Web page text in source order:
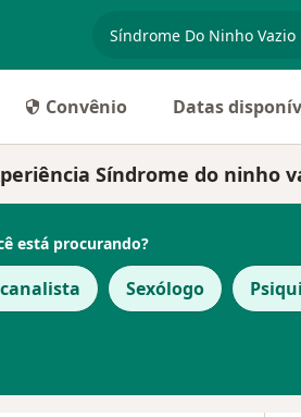
especialidade, doença
Convênio Datas
Síndrome do ninho
está procurando?
Sexólogo